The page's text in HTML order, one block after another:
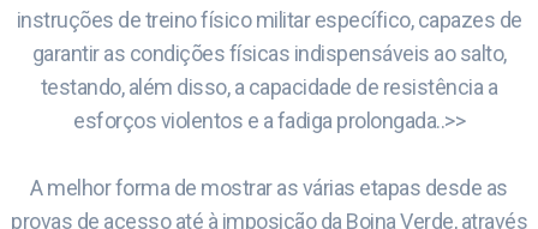
instruções de treino físico militar específico, capazes de
garantir as condições físicas indispensáveis ao salto,
testando, além disso, a capacidade de resistência a
esforços violentos e a fadiga prolongada..>>
A melhor forma de mostrar as várias etapas desde as
provas de acesso até à imposição da Boina Verde, através